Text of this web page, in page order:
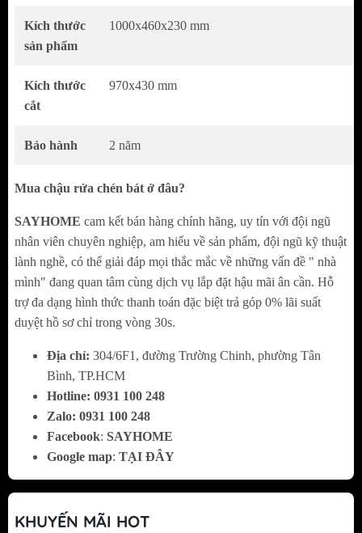
10046R Smart V5
tốt đặc biệt an toàn cho sức khỏe.
thác nước, vòi dây rút 3 chế độ, có chậu rửa
chậu lỗ rửa rau, hoa quả.
Vòi rửa bát đa năng với 3 chế độ xả với nút
điều chỉnh dễ dàng thao tác, có chức năng
hiển thị nhiệt độ và đèn led siêu sang và hiện
đại.
Bộ chậu rửa bát thông minh 5 phímBgem
BG-10046R Smart V5
phông ống xả, thớt, 1 chậu rửa phụ, 1 khay
phụ.
Kích thước chậu rửa: 1000x460x230 mm.
Chống bám bẩn, có độ bền cao, an toàn sức
khoẻ cho người sử dụng.
Kích thước
sản phẩm
1000x460x230 mm
Kích thước
cắt
970x430 mm
Bảo hành 2 năm
Mua chậu rửa chén bát ở đâu?
SAYHOME cam kết bán hàng chính hãng, uy tín với đội ngũ
nhân viên chuyên nghiệp, am hiểu về sản phẩm, đội ngũ kỹ thuật
lành nghề, có thể giải đáp mọi thắc mắc về những vấn đề " nhà
mình" đang quan tâm cùng dịch vụ lắp đặt hậu mãi ân cần. Hỗ
trợ đa dạng hình thức thanh toán đặc biệt trả góp 0% lãi suất
duyệt hồ sơ chỉ trong vòng 30s.
Địa chỉ: 304/6F1, đường Trường Chinh, phường Tân
Bình, TP.HCM
Hotline: 0931 100 248
Zalo: 0931 100 248
Facebook: SAYHOME
Google map: TẠI ĐÂY
KHUYẾN MÃI HOT